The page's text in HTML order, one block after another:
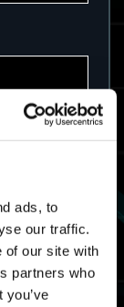
ads, to
our traffic.
of our site with
partners who
su